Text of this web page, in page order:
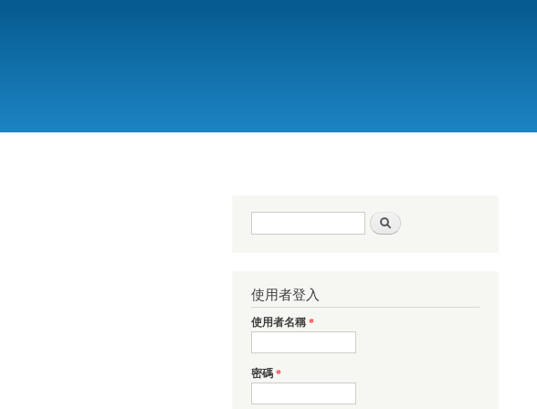
搜尋表單
使用者登入
使用者名稱*
密碼*